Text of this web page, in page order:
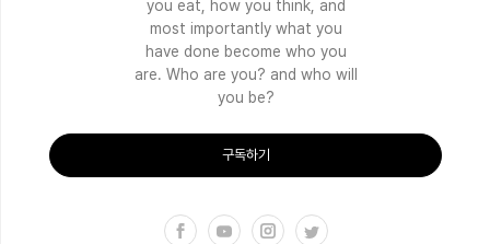
you eat, how you think, and
most importantly what you
have done become who you
are. Who are you? and who will
you be?
구독하기